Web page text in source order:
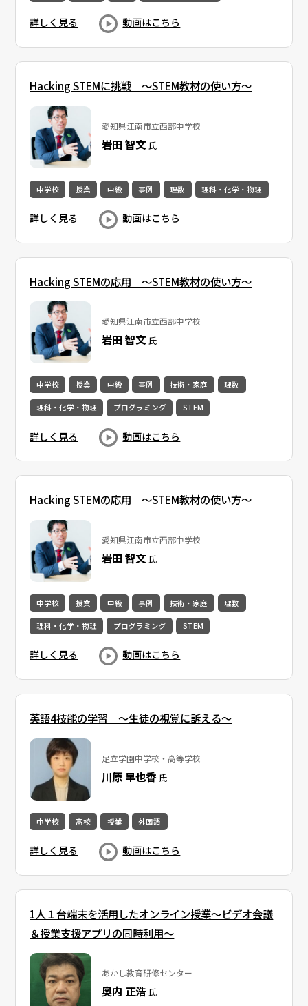
詳しく見る 動画はこちら
Hacking STEMに挑戦 〜STEM教材の使い方〜
愛知県江南市立西部中学校
岩田 智文 氏
中学校 授業 中級 事例 理数 理科・化学・物理
詳しく見る 動画はこちら
Hacking STEMの応用 〜STEM教材の使い方〜
愛知県江南市立西部中学校
岩田 智文 氏
中学校 授業 中級 事例 技術・家庭 理数
理科・化学・物理 プログラミング STEM
詳しく見る 動画はこちら
Hacking STEMの応用 〜STEM教材の使い方〜
愛知県江南市立西部中学校
岩田 智文 氏
中学校 授業 中級 事例 技術・家庭 理数
理科・化学・物理 プログラミング STEM
詳しく見る 動画はこちら
英語4技能の学習 ～生徒の視覚に訴える～
足立学園中学校・高等学校
川原 早也香 氏
中学校 高校 授業 外国語
詳しく見る 動画はこちら
1人１台端末を活用したオンライン授業～ビデオ会議
＆授業支援アプリの同時利用～
あかし教育研修センター
奥内 正浩 氏